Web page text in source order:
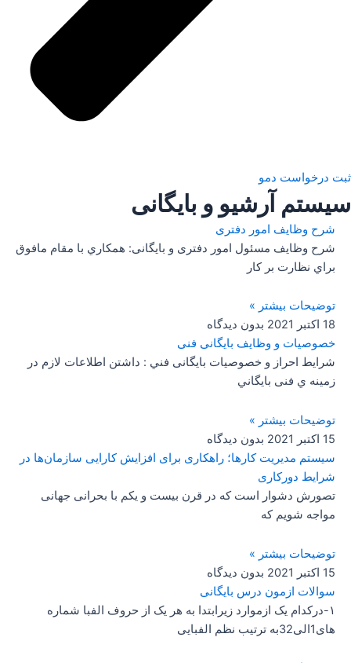
ثبت درخواست دمو
سیستم آرشیو و بایگانی
شرح وظایف امور دفتری
شرح وظایف مسئول امور دفتری و بایگانی: همكاري با مقام مافوق
براي نظارت بر كار
توضیحات بیشتر »
18 اکتبر 2021
بدون دیدگاه
خصوصیات و وظایف بایگانی فنی
شرايط احراز و خصوصيات بايگانی فني : داشتن اطلاعات لازم در
زمينه ي فنی بايگاني
توضیحات بیشتر »
15 اکتبر 2021
بدون دیدگاه
سیستم مدیریت کارها؛ راهکاری برای افزایش کارایی سازمان‌ها در
شرایط دورکاری
تصورش دشوار است که در قرن بیست و یکم با بحرانی جهانی
مواجه شویم که
توضیحات بیشتر »
15 اکتبر 2021
بدون دیدگاه
سوالات ازمون درس بایگانی
۱-درکدام یک ازموارد زیرابتدا به هر یک از حروف الفبا شماره
های1الی32به ترتیب نظم الفبایی